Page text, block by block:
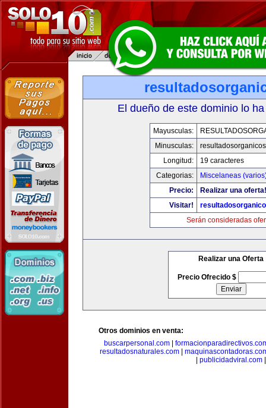
El dueño de este dominio lo
Mayusculas:
Minusculas:
Longitud:
19 caracteres
Categorias:
Miscelaneas
Precio:
Realizar una oferta!
Visitar!
Serán consideradas
Realizar una Oferta
Precio Ofrecido $
Otros dominios en venta:
buscarpersonal.com|
resultadosnaturales.com|
publicidadviral.com